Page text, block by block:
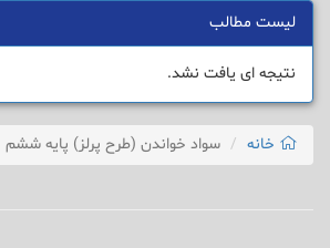
لیست مطالب
نتیجه ای یافت نشد.
خانه سواد خواندن (طرح پرلز) پایه ششم